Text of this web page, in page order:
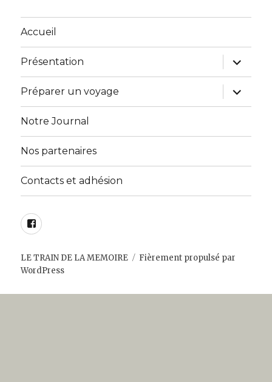
Accueil
Présentation
ouvrir
le
sous-
menu
Préparer un voyage
ouvrir
le
sous-
Notre Journal
Nos partenaires
Contacts et adhésion
Facebook
LE TRAIN DE LA MEMOIRE
Fièrement propulsé par
WordPress